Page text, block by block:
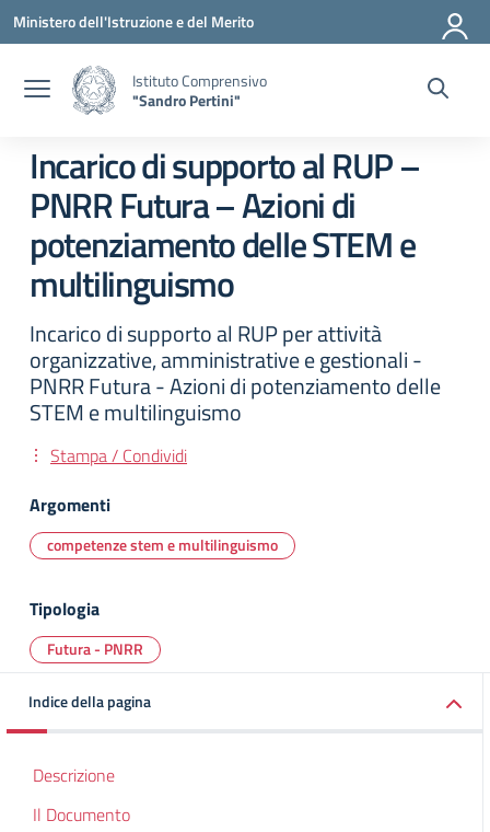
Vai ai contenuti
Vai al menu di navigazione
Vai al footer
Ministero dell'Istruzione e del Merito
Istituto Comprensivo
"Sandro Pertini"
Incarico di supporto al RUP –
PNRR Futura – Azioni di
potenziamento delle STEM e
multilinguismo
Incarico di supporto al RUP per attività
organizzative, amministrative e gestionali -
PNRR Futura - Azioni di potenziamento delle
STEM e multilinguismo
Stampa / Condividi
Argomenti
competenze stem e multilinguismo
Tipologia
Futura - PNRR
Indice della pagina
Descrizione
Il Documento